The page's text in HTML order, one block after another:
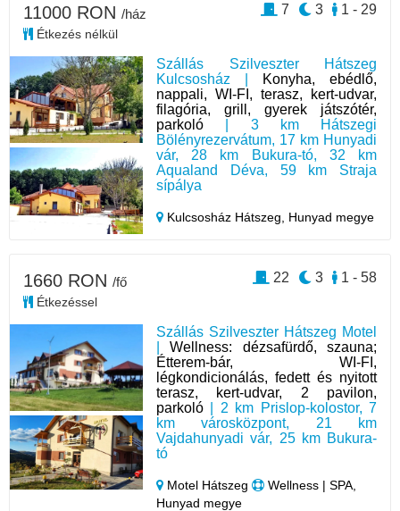
Szállás Szilveszter Hátszeg
Kulcsosház |
Konyha, ebédlő,
nappali, WI-FI, terasz, kert-udvar,
filagória, grill, gyerek játszótér,
parkoló | 3 km Hátszegi
Bölényrezervátum, 17 km Hunyadi
vár, 28 km Bukura-tó, 32 km
Aqualand Déva, 59 km Straja
sípálya
Kulcsosház Hátszeg, Hunyad megye
11000 RON /ház
Étkezés nélkül
1 - 29
3
7
Szállás Szilveszter Hátszeg Motel
|Wellness: dézsafürdő, szauna;
Étterem-bár, WI-FI,
légkondicionálás, fedett és nyitott
terasz, kert-udvar, 2 pavilon,
parkoló | 2 km Prislop-kolostor, 7
km városközpont, 21 km
Vajdahunyadi vár, 25 km Bukura-
tó
Motel Hátszeg
Wellness | SPA,
Hunyad megye
1660 RON /fő
Étkezéssel
1 - 58
3
22